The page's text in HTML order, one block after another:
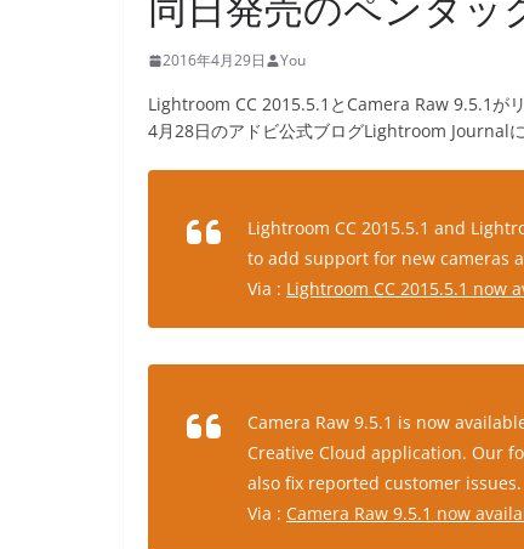
2016年4月29日 You
Lightroom CC 2015.5.1とCamera Raw 9.5.1がリ
4月28日のアドビ公式ブログLightroom Journalに
Lightroom CC 2015.5.1 and
to add support for new cameras
Via : Lightroom CC 2015.5.1 now
Camera Raw 9.5.1 is now
Creative Cloud application. Our
also fix reported customer issues.
Via : Camera Raw 9.5.1 now